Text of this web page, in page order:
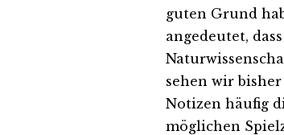
guten Grund
angedeutet,
sehen wir
Notizen häufig
möglichen